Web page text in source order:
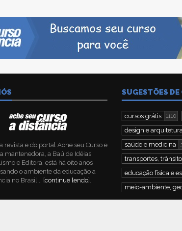
revista e do portal Ache seu Curso e
mantenedora, a Baú de Idéias
e Editora, está há oito anos
o ambiente da educação a
no Brasil... [continue lendo].
SUGESTÕES DE
cursos grátis 1110
design e
saúde e medicina
transportes,
educação física e
meio-ambiente,